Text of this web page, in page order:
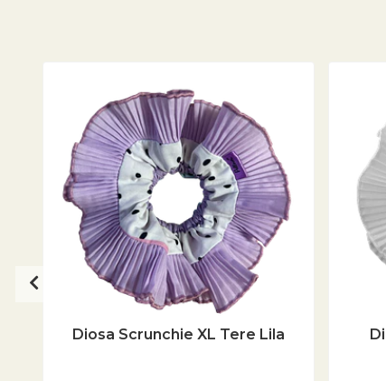
Diosa Scrunchie XL Tere Lila